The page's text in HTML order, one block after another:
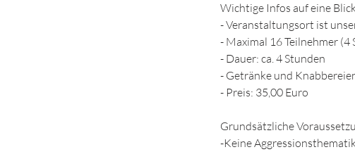
Wichtige Infos auf eine
- Veranstaltungsort ist
- Maximal 16 Teilnehmer (4
- Dauer: ca. 4 Stunden
- Getränke und
- Preis: 35,00 Euro
Grundsätzliche
-Keine